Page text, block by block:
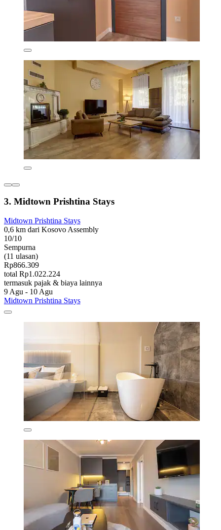
3. Midtown Prishtina Stays
Midtown Prishtina Stays
0,6 km dari Kosovo Assembly
10/10
Sempurna
(11 ulasan)
Rp866.309
total Rp1.022.224
termasuk pajak & biaya lainnya
9 Agu - 10 Agu
Midtown Prishtina Stays